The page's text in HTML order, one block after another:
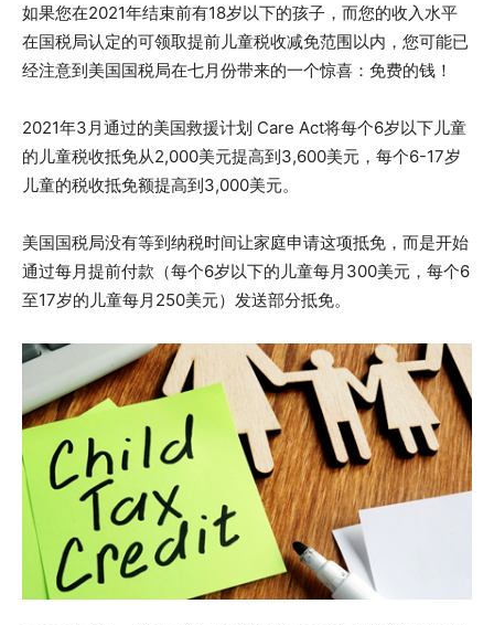
如果您在2021年结束前有18岁以下的孩子，而您的收入水平
在国税局认定的可领取提前儿童税收减免范围以内，您可能已
经注意到美国国税局在七月份带来的一个惊喜：免费的钱！
2021年3月通过的美国救援计划 Care Act将每个6岁以下儿童
的儿童税收抵免从2,000美元提高到3,600美元，每个6-17岁
儿童的税收抵免额提高到3,000美元。
美国国税局没有等到纳税时间让家庭申请这项抵免，而是开始
通过每月提前付款（每个6岁以下的儿童每月300美元，每个6
至17岁的儿童每月250美元）发送部分抵免。